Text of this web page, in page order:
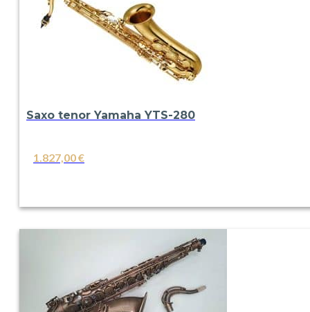
Saxo tenor Yamaha YTS-280
1.827,00€